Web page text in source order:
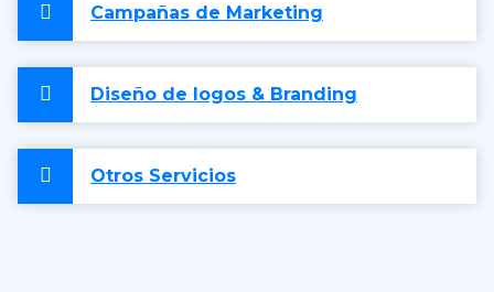
Campañas de Marketing
Diseño de logos & Branding
Otros Servicios